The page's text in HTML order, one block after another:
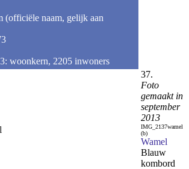
(officiële naam, gelijk aan
woonkern, 2205 inwoners
37.
Foto
gemaakt in
september
2013
IMG_2137wamel
(b)
Wamel
Blauw
kombord